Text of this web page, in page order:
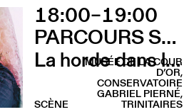
18:00–19:00
PARCOURS SUR LA COLLINE SAINTE-CROIX
La horde dans les pavés
MUSÉE DE LA COUR
D’OR,
CONSERVATOIRE
GABRIEL PIERNÉ,
TRINITAIRES
SCÈNE